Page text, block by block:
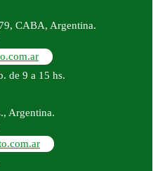
CABA, Argentina.
de 9 a 15 hs.
Argentina.